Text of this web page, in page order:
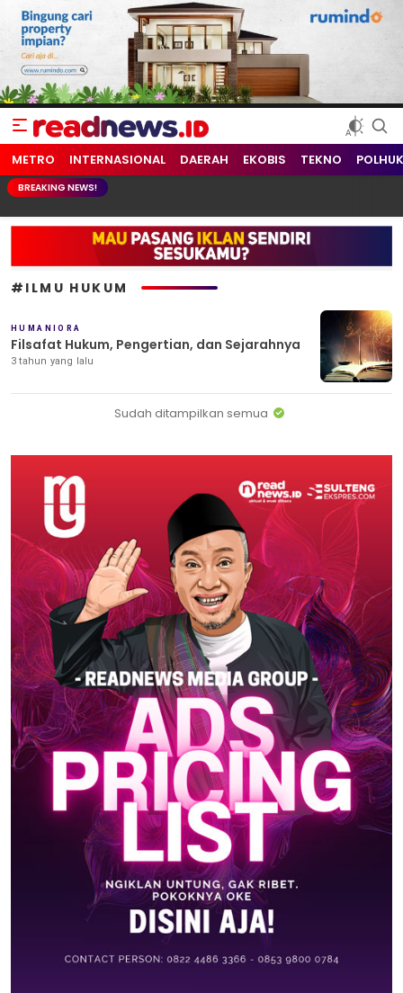
readnews.id
Berita Terkini, Update Terbaru Hari ini dari Indonesia dan Dunia
METRO INTERNASIONAL DAERAH EKOBIS TEKNO
BREAKING NEWS!
#ILMU HUKUM
HUMANIORA
Filsafat Hukum, Pengertian, dan Sejarahnya
3 tahun yang lalu
Sudah ditampilkan semua